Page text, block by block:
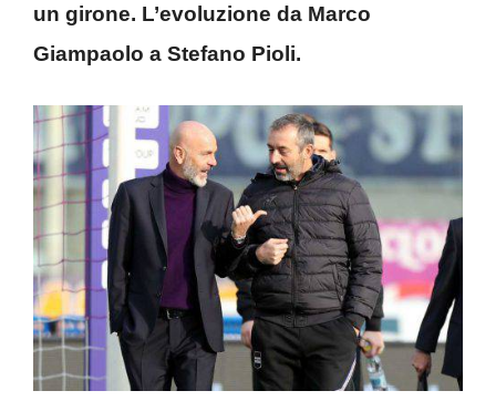
un girone. L’evoluzione da Marco
Giampaolo a Stefano Pioli.